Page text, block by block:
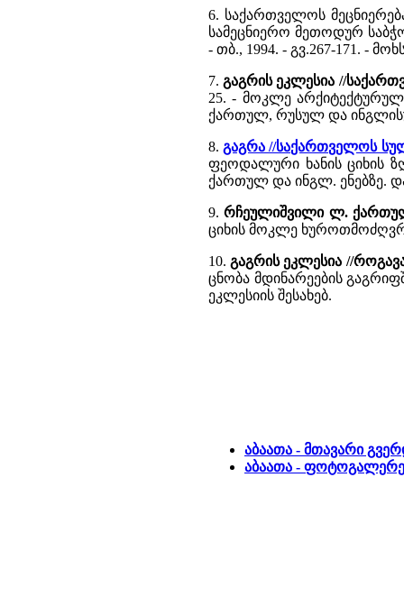
6. საქართველოს
სამეცნიერო მეთოდურ
- თბ., 1994. - გვ.267-171. -
7.გაგრის ეკლესია //
25. - მოკლე
ქართულ, რუსულ და
8. გაგრა //საქართველოს
ფეოდალური ხანის ციხის
ქართულ და ინგლ. ენებზე.
9.რჩეულიშვილი ლ.
ციხის მოკლე
10.გაგრის ეკლესია //
ცნობა მდინარეების
ეკლესიის შესახებ.
აბაათა - მთავარი
აბაათა -